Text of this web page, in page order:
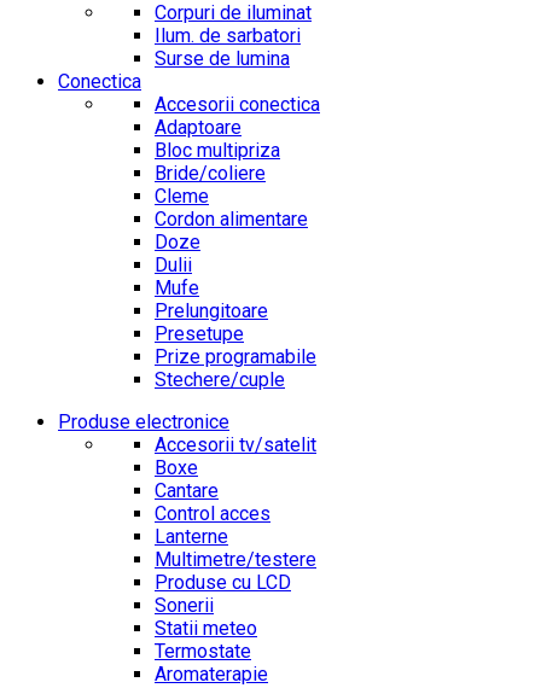
Corpuri de iluminat
Ilum. de sarbatori
Surse de lumina
Conectica
Accesorii conectica
Adaptoare
Bloc multipriza
Bride/coliere
Cleme
Cordon alimentare
Doze
Dulii
Mufe
Prelungitoare
Presetupe
Prize programabile
Stechere/cuple
Produse electronice
Accesorii tv/satelit
Boxe
Cantare
Control acces
Lanterne
Multimetre/testere
Produse cu LCD
Sonerii
Statii meteo
Termostate
Aromaterapie